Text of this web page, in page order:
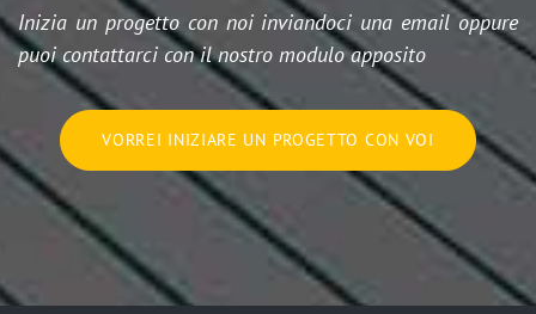
Inizia un progetto con noi inviandoci una email oppure
puoi contattarci con il nostro modulo apposito
VORREI INIZIARE UN PROGETTO CON VOI